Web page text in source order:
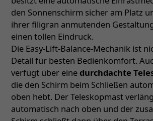
den Sonnenschirm sicher am Platz
ihrer filigran anmutenden
einen tollen Eindruck.
Die Easy-Lift-Balance-Mechanik ist
Detail für besten Bedienkomfort.
verfügt über einedurchdachte
die den Schirm beim Schließen
oben hebt. Der Teleskopmast
automatisch nach oben und der